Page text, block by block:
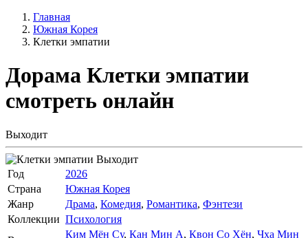
Главная
Южная Корея
Клетки эмпатии
Дорама Клетки эмпатии
смотреть онлайн
Выходит
Выходит
Год
2026
Страна
Южная Корея
Жанр
Драма, Комедия, Романтика, Фэнтези
Коллекции Психология
Ким Мён Су, Кан Мин А, Квон Со Хён, Чха Мин